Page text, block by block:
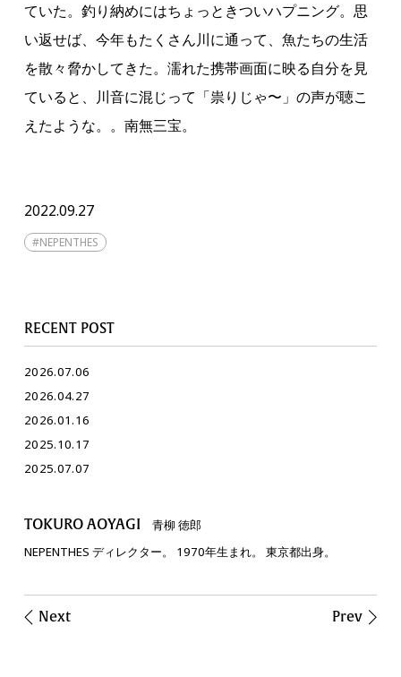
ていた。釣り納めにはちょっときついハプニング。思
い返せば、今年もたくさん川に通って、魚たちの生活
を散々脅かしてきた。濡れた携帯画面に映る自分を見
ていると、川音に混じって「祟りじゃ〜」の声が聴こ
えたような。。南無三宝。
2022.09.27
#NEPENTHES
RECENT POST
2026.07.06
2026.04.27
2026.01.16
2025.10.17
2025.07.07
TOKURO AOYAGI 青柳 徳郎
NEPENTHES ディレクター。 1970年生まれ。 東京都出身。
Prev
Next